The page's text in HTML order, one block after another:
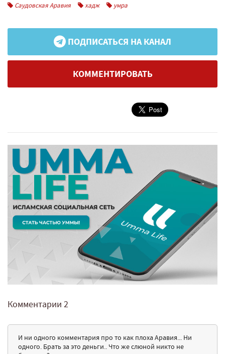
Саудовская Аравия хадж умра
ПОДПИСАТЬСЯ НА КАНАЛ
КОММЕНТИРОВАТЬ
Комментарии 2
И ни одного комментария про то как плоха Аравия... Ни
одного. Брать за это деньги.. Что же слюной никто не